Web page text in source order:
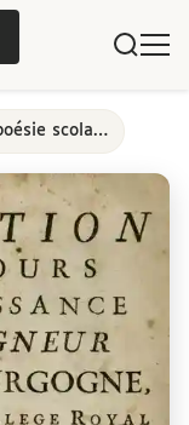
Art oratoire et poésie scolaire dans les collèges parisiens, 17e-18e siècles